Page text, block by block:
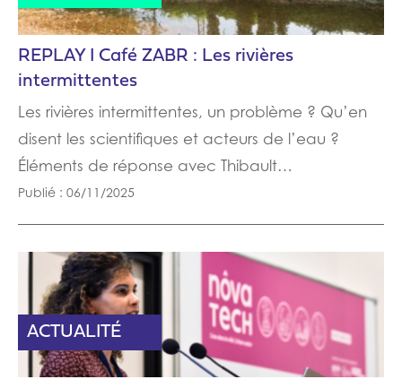
REPLAY I Café ZABR : Les rivières
intermittentes
Les rivières intermittentes, un problème ? Qu’en
disent les scientifiques et acteurs de l’eau ?
Éléments de réponse avec Thibault…
Publié : 06/11/2025
ACTUALITÉ